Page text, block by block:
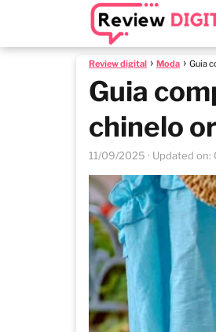
Review digital Moda Guia
Guia
chinelo
11/09/2025 · Updated